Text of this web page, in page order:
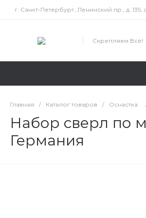
г. Санкт-Петербург, Ленинский пр., д. 135,
Скрепляем Всё!
Главная / Каталог товаров / Оснастка
Набор сверл по
Германия